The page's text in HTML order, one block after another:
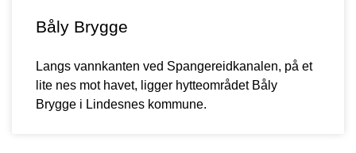
Båly Brygge
Langs vannkanten ved Spangereidkanalen, på et
lite nes mot havet, ligger hytteområdet Båly
Brygge i Lindesnes kommune.